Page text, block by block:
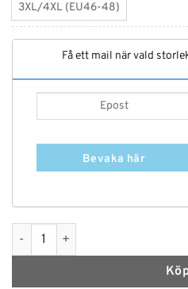
3XL/4XL (EU46-48)
Få ett mail när vald
Bevaka här
Morgonrock Silkeslen mängd